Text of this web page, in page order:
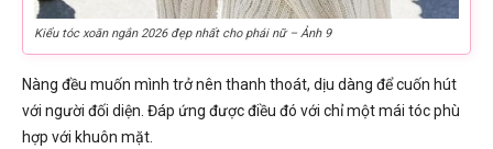
Kiểu tóc xoăn ngắn 2026 đẹp nhất cho phái nữ – Ảnh 9
Nàng đều muốn mình trở nên thanh thoát, dịu dàng để cuốn hút
với người đối diện. Đáp ứng được điều đó với chỉ một mái tóc phù
hợp với khuôn mặt.